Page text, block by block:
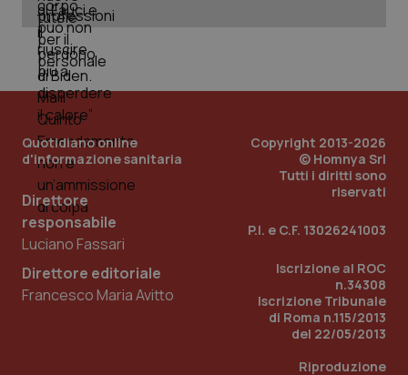
Quotidiano online
d'informazione sanitaria
Direttore
responsabile
Luciano Fassari
Direttore editoriale
Francesco Maria Avitto
Copyright 2013-2026
© Homnya Srl
Tutti i diritti sono
riservati
P.I. e C.F. 13026241003
Iscrizione al ROC
n.34308
Iscrizione Tribunale
di Roma n.115/2013
del 22/05/2013
Riproduzione
PHPSESSID
PHP.net
www.quotidianosanita.it